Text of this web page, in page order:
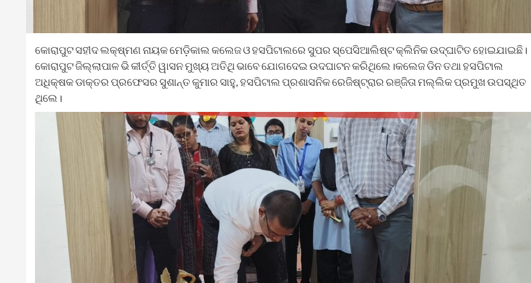
କୋରାପୁଟ ସହୀଦ ଲକ୍ଷ୍ମଣ ନାୟକ ମେଡ଼ିକାଲ କଲେଜ ଓ ହସପିଟାଲରେ ସୁପର ସ୍ପେସିଆଲିଷ୍ଟ କ୍ଲିନିକ ଉଦ୍ଘାଟିତ ହୋଇଯାଇଛି।
କୋରାପୁଟ ଜିଲ୍ଲାପାଳ ଭି କୀର୍ତ୍ତି ୱାସନ ମୁଖ୍ୟ ଅତିଥି ଭାବେ ଯୋଗଦେଇ ଉଦଘାଟନ କରିଥିଲେ।କଲେଜ ଡିନ ତଥା ହସପିଟାଲ
ଅଧିକ୍ଷକ ଡାକ୍ତର ପ୍ରଫେସର ସୁଶାନ୍ତ କୁମାର ସାହୁ, ହସପିଟାଲ ପ୍ରଶାସନିକ ରେଜିଷ୍ଟ୍ରାର ରଞ୍ଜିତା ମଲ୍ଲିକ ପ୍ରମୁଖ ଉପସ୍ଥିତ
ଥିଲେ।